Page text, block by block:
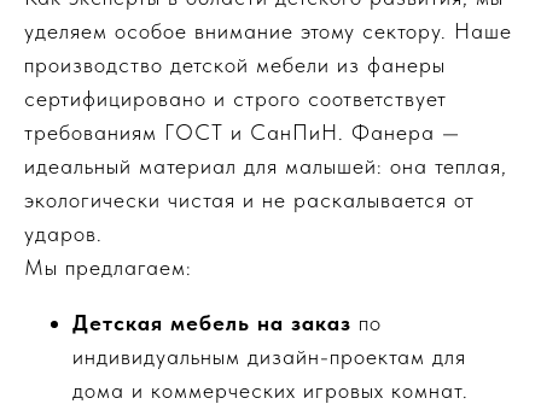
уделяем особое внимание этому сектору. Наше
производство детской мебели из фанеры
сертифицировано и строго соответствует
требованиям ГОСТ и СанПиН. Фанера —
идеальный материал для малышей: она теплая,
экологически чистая и не раскалывается от
ударов.
Мы предлагаем:
Детская мебель на заказ по
индивидуальным дизайн-проектам для
дома и коммерческих игровых комнат.